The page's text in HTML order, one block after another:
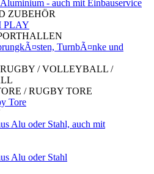
- auch mit Einbauservice
ZUBEHÖR
PLAY
TurnbÃ¤nke und
/ VOLLEYBALL /
/ RUGBY TORE
Tore
Alu oder Stahl, auch mit
Alu oder Stahl